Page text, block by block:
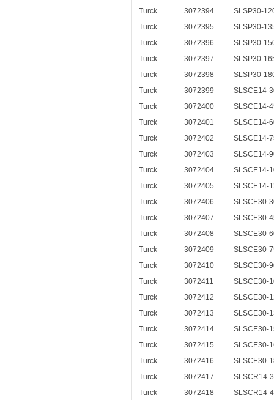
Turck
3072394
SLSP30-
Turck
3072395
SLSP30-
Turck
3072396
SLSP30-
Turck
3072397
SLSP30-
Turck
3072398
SLSP30-
Turck
3072399
SLSCE14-
Turck
3072400
SLSCE14-
Turck
3072401
SLSCE14-
Turck
3072402
SLSCE14-
Turck
3072403
SLSCE14-
Turck
3072404
SLSCE14-
Turck
3072405
SLSCE14-
Turck
3072406
SLSCE30-
Turck
3072407
SLSCE30-
Turck
3072408
SLSCE30-
Turck
3072409
SLSCE30-
Turck
3072410
SLSCE30-
Turck
3072411
SLSCE30-
Turck
3072412
SLSCE30-
Turck
3072413
SLSCE30-
Turck
3072414
SLSCE30-
Turck
3072415
SLSCE30-
Turck
3072416
SLSCE30-
Turck
3072417
SLSCR14-
Turck
3072418
SLSCR14-